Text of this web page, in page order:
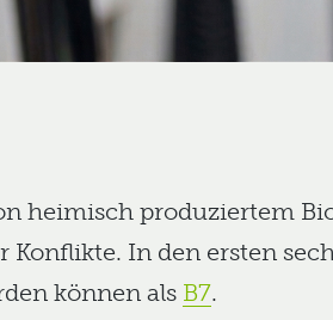
heimisch produziertem
In den ersten
können als B7.